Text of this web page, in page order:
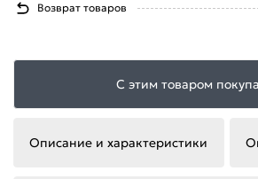
Возврат товаров
С этим товаром
Описание и характеристики